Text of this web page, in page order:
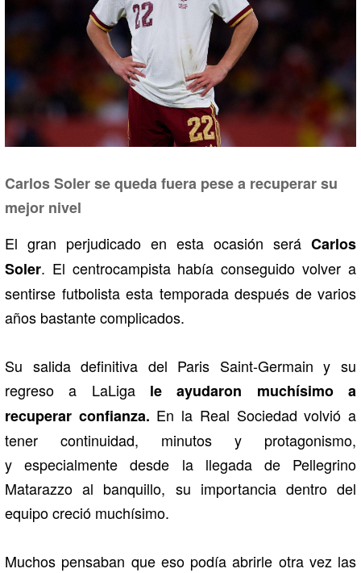
Carlos Soler se queda fuera pese a recuperar su
mejor nivel
El gran perjudicado en esta ocasión será Carlos
Soler. El centrocampista había conseguido volver a
sentirse futbolista esta temporada después de varios
años bastante complicados.
Su salida definitiva del Paris Saint-Germain y su
regreso a LaLiga le ayudaron muchísimo a
recuperar confianza. En la Real Sociedad volvió a
tener continuidad, minutos y protagonismo,
y especialmente desde la llegada de Pellegrino
Matarazzo al banquillo, su importancia dentro del
equipo creció muchísimo.
Muchos pensaban que eso podía abrirle otra vez las